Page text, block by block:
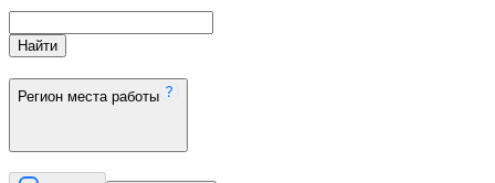
Найти
Регион места работы